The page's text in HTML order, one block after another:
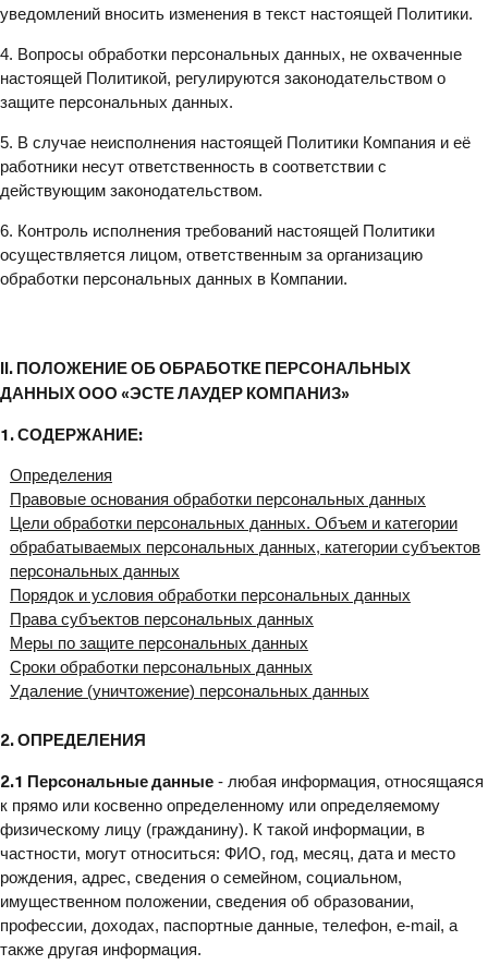
уведомлений вносить изменения в текст настоящей Политики.
4. Вопросы обработки персональных данных, не охваченные
настоящей Политикой, регулируются законодательством о
защите персональных данных.
5. В случае неисполнения настоящей Политики Компания и её
работники несут ответственность в соответствии с
действующим законодательством.
6. Контроль исполнения требований настоящей Политики
осуществляется лицом, ответственным за организацию
обработки персональных данных в Компании.
II. ПОЛОЖЕНИЕ ОБ ОБРАБОТКЕ ПЕРСОНАЛЬНЫХ
ДАННЫХ ООО «ЭСТЕ ЛАУДЕР КОМПАНИЗ»
1. СОДЕРЖАНИЕ:
Определения
Правовые основания обработки персональных данных
Цели обработки персональных данных. Объем и категории
обрабатываемых персональных данных, категории субъектов
персональных данных
Порядок и условия обработки персональных данных
Права субъектов персональных данных
Меры по защите персональных данных
Сроки обработки персональных данных
Удаление (уничтожение) персональных данных
2. ОПРЕДЕЛЕНИЯ
2.1 Персональные данные - любая информация, относящаяся
к прямо или косвенно определенному или определяемому
физическому лицу (гражданину). К такой информации, в
частности, могут относиться: ФИО, год, месяц, дата и место
рождения, адрес, сведения о семейном, социальном,
имущественном положении, сведения об образовании,
профессии, доходах, паспортные данные, телефон, e-mail, а
также другая информация.